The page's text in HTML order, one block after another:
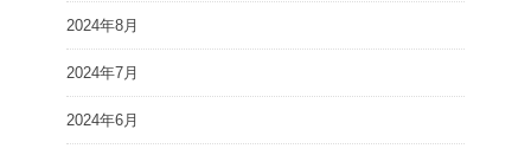
2024年8月
2024年7月
2024年6月